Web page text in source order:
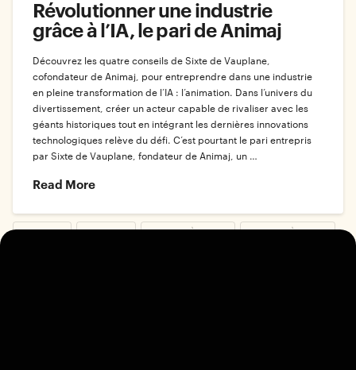
Révolutionner une industrie
grâce à l’IA, le pari de Animaj
Découvrez les quatre conseils de Sixte de Vauplane,
cofondateur de Animaj, pour entreprendre dans une industrie
en pleine transformation de l’IA : l’animation. Dans l’univers du
divertissement, créer un acteur capable de rivaliser avec les
géants historiques tout en intégrant les dernières innovations
technologiques relève du défi. C’est pourtant le pari entrepris
par Sixte de Vauplane, fondateur de Animaj, un …
Read More